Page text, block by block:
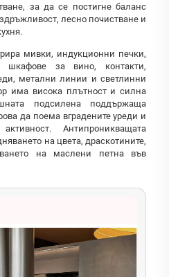
за да се постигне баланс
лесно почистване и
мивки, индукционни печки,
шкафове за вино, контакти,
метални линии и светлинни
има висока плътност и силна
подсилена поддържаща
да поема вградените уреди и
Антипроникващата
на цвета, драскотините,
на маслени петна във